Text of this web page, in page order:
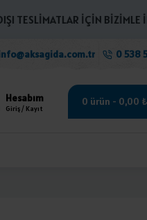
İÇİN BİZİMLE
0 538
Hesabım
Giriş / Kayıt
0 ürün - 0,00 ₺